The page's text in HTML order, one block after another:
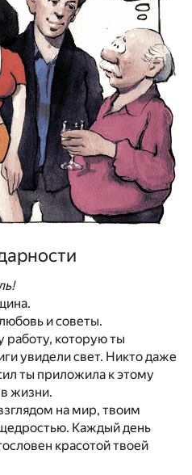
и советы.
работу, которую ты
увидели свет. Никто даже
ты приложила к этому
жизни.
на мир, твоим
Каждый день
красотой твоей